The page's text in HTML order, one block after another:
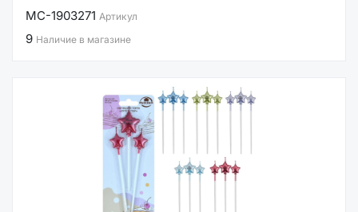
MC-1903271 Артикул
9 Наличие в магазине